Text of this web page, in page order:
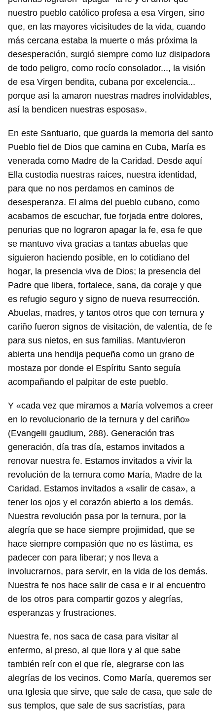
nuestro pueblo católico profesa a esa Virgen, sino
que, en las mayores vicisitudes de la vida, cuando
más cercana estaba la muerte o más próxima la
desesperación, surgió siempre como luz disipadora
de todo peligro, como rocío consolador..., la visión
de esa Virgen bendita, cubana por excelencia...
porque así la amaron nuestras madres inolvidables,
así la bendicen nuestras esposas».
En este Santuario, que guarda la memoria del santo
Pueblo fiel de Dios que camina en Cuba, María es
venerada como Madre de la Caridad. Desde aquí
Ella custodia nuestras raíces, nuestra identidad,
para que no nos perdamos en caminos de
desesperanza. El alma del pueblo cubano, como
acabamos de escuchar, fue forjada entre dolores,
penurias que no lograron apagar la fe, esa fe que
se mantuvo viva gracias a tantas abuelas que
siguieron haciendo posible, en lo cotidiano del
hogar, la presencia viva de Dios; la presencia del
Padre que libera, fortalece, sana, da coraje y que
es refugio seguro y signo de nueva resurrección.
Abuelas, madres, y tantos otros que con ternura y
cariño fueron signos de visitación, de valentía, de fe
para sus nietos, en sus familias. Mantuvieron
abierta una hendija pequeña como un grano de
mostaza por donde el Espíritu Santo seguía
acompañando el palpitar de este pueblo.
Y «cada vez que miramos a María volvemos a creer
en lo revolucionario de la ternura y del cariño»
(Evangelii gaudium, 288). Generación tras
generación, día tras día, estamos invitados a
renovar nuestra fe. Estamos invitados a vivir la
revolución de la ternura como María, Madre de la
Caridad. Estamos invitados a «salir de casa», a
tener los ojos y el corazón abierto a los demás.
Nuestra revolución pasa por la ternura, por la
alegría que se hace siempre projimidad, que se
hace siempre compasión que no es lástima, es
padecer con para liberar; y nos lleva a
involucrarnos, para servir, en la vida de los demás.
Nuestra fe nos hace salir de casa e ir al encuentro
de los otros para compartir gozos y alegrías,
esperanzas y frustraciones.
Nuestra fe, nos saca de casa para visitar al
enfermo, al preso, al que llora y al que sabe
también reír con el que ríe, alegrarse con las
alegrías de los vecinos. Como María, queremos ser
una Iglesia que sirve, que sale de casa, que sale de
sus templos, que sale de sus sacristías, para